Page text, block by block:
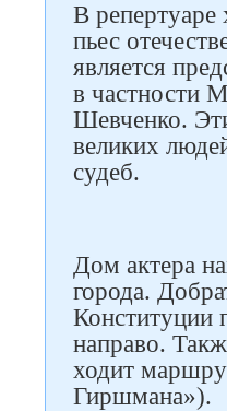
В репертуаре
пьес
является
в частности
Шевченко.
великих
судеб.
Дом актера
города.
Конституции
направо.
ходит
Гиршмана»).